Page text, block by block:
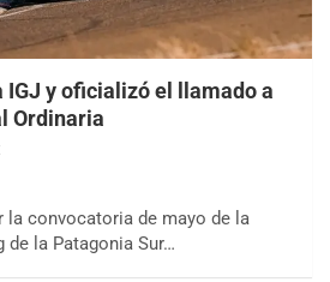
IGJ y oficializó el llamado a
Ordinaria
la convocatoria de mayo de la
la Patagonia Sur…